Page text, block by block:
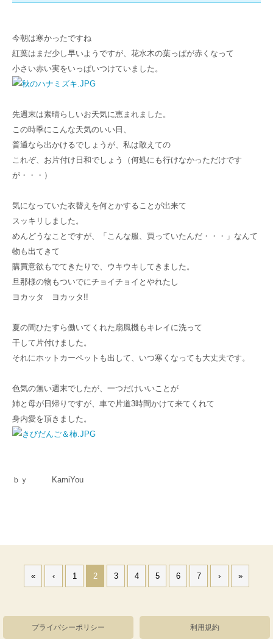
今朝は寒かったですね
紅葉はまだ少し早いようですが、花水木の葉っぱが赤くなって
小さい赤い実をいっぱいつけていました。
先週末は素晴らしいお天気に恵まれました。
この時季にこんな天気のいい日、
普通なら出かけるでしょうが、私は敢えての
これぞ、お片付け日和でしょう（何処にも行けなかっただけです
が・・・）
気になっていた衣替えを何とかすることが出来て
スッキリしました。
めんどうなことですが、「こんな服、買っていたんだ・・・」なんて
物も出てきて
購買意欲もでてきたりで、ウキウキしてきました。
旦那様の物もついでにチョイチョイとやれたし
ヨカッタ ヨカッタ!!
夏の間ひたすら働いてくれた扇風機もキレイに洗って
干して片付けました。
それにホットカーペットも出して、いつ寒くなっても大丈夫です。
色気の無い週末でしたが、一つだけいいことが
姉と母が日帰りですが、車で片道3時間かけて来てくれて
身内愛を頂きました。
ｂｙ KamiYou
« ‹ 1 2 3 4 5 6 7 › »
プライバシーポリシー 利用規約